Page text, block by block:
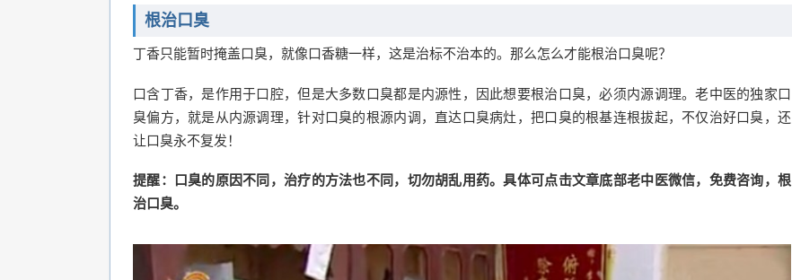
根治口臭
丁香只能暂时掩盖口臭，就像口香糖一样，这是治标不治本的。那么怎么才能根治口臭呢？
口含丁香，是作用于口腔，但是大多数口臭都是内源性，因此想要根治口臭，必须内源调理。老中医的独家口
臭偏方，就是从内源调理，针对口臭的根源内调，直达口臭病灶，把口臭的根基连根拔起，不仅治好口臭，还
让口臭永不复发！
提醒：口臭的原因不同，治疗的方法也不同，切勿胡乱用药。具体可点击文章底部老中医微信，免费咨询，根
治口臭。